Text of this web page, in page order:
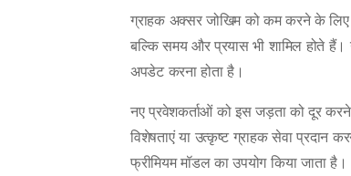
ग्राहक अक्सर जोखिम को कम करने के लिए
बल्कि समय और प्रयास भी शामिल होते हैं।
अपडेट करना होता है।
नए प्रवेशकर्ताओं को इस जड़ता को दूर
विशेषताएं या उत्कृष्ट ग्राहक सेवा प्रदान
फ्रीमियम मॉडल का उपयोग किया जाता है।